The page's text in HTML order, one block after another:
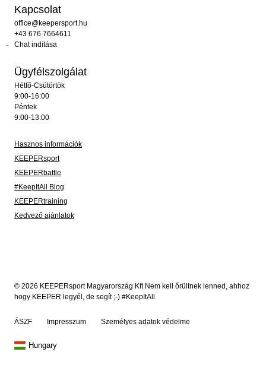
Kapcsolat
office@keepersport.hu
+43 676 7664611
Chat indítása
Ügyfélszolgálat
Hétfő-Csütörtök
9:00-16:00
Péntek
9:00-13:00
Hasznos információk
KEEPERsport
KEEPERbattle
#KeepItAll Blog
KEEPERtraining
Kedvező ajánlatok
© 2026 KEEPERsport Magyarország Kft Nem kell őrültnek lenned, ahhoz
hogy KEEPER legyél, de segít ;-) #KeepItAll
ÁSZF Impresszum Személyes adatok védelme
Hungary